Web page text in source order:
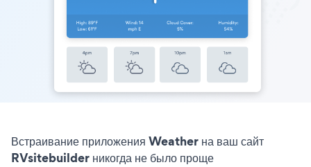
Встраивание приложения Weather на ваш сайт
RVsitebuilder никогда не было проще